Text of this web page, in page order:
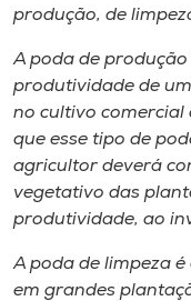
produção, de
A poda de
produtividade de
no cultivo comercial
que esse tipo de
agricultor deverá
vegetativo das
produtividade, ao
A poda de limpeza
em grandes